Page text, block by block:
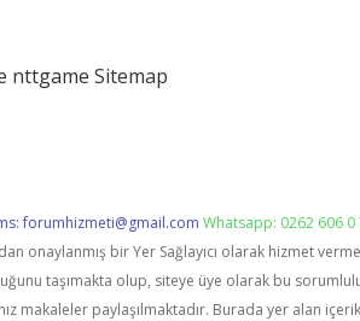
nttgame Sitemap
forumhizmeti@gmail.com Whatsapp: 0262 606 0
onaylanmış bir Yer Sağlayıcı olarak hizmet
taşımakta olup, siteye üye olarak bu
makaleler paylaşılmaktadır. Burada yer alan